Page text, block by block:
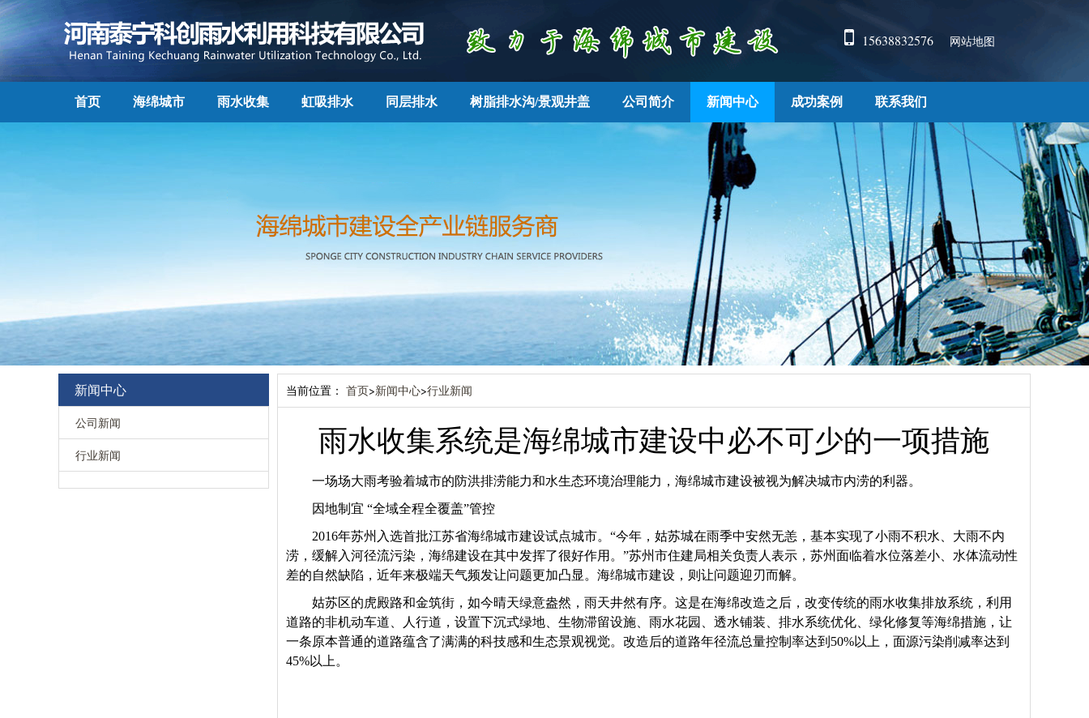
15638832576 网站地图
首页 海绵城市 雨水收集 虹吸排水 同层排水 树脂排水沟/景观井盖 公司简介 新闻中心 成功案例 联系我们
新闻中心
公司新闻
行业新闻
当前位置： 首页>新闻中心>行业新闻
雨水收集系统是海绵城市建设中必不可少的一项措施
一场场大雨考验着城市的防洪排涝能力和水生态环境治理能力，海绵城市建设被视为解决城市内涝的利器。
因地制宜 “全域全程全覆盖”管控
2016年苏州入选首批江苏省海绵城市建设试点城市。“今年，姑苏城在雨季中安然无恙，基本实现了小雨不积水、大雨不内
涝，缓解入河径流污染，海绵建设在其中发挥了很好作用。”苏州市住建局相关负责人表示，苏州面临着水位落差小、水体流动性
差的自然缺陷，近年来极端天气频发让问题更加凸显。海绵城市建设，则让问题迎刃而解。
姑苏区的虎殿路和金筑街，如今晴天绿意盎然，雨天井然有序。这是在海绵改造之后，改变传统的雨水收集排放系统，利用
道路的非机动车道、人行道，设置下沉式绿地、生物滞留设施、雨水花园、透水铺装、排水系统优化、绿化修复等海绵措施，让
一条原本普通的道路蕴含了满满的科技感和生态景观视觉。改造后的道路年径流总量控制率达到50%以上，面源污染削减率达到
45%以上。